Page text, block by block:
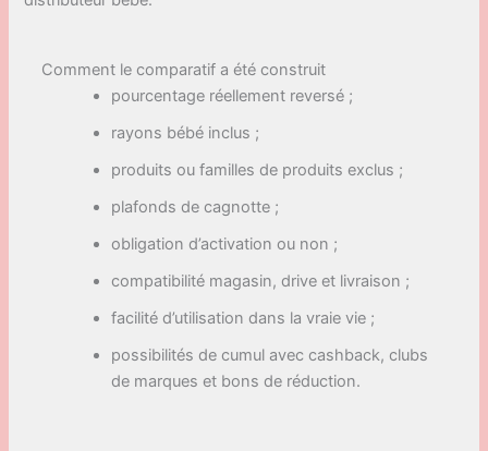
Comment le comparatif a été construit
pourcentage réellement reversé ;
rayons bébé inclus ;
produits ou familles de produits exclus ;
plafonds de cagnotte ;
obligation d’activation ou non ;
compatibilité magasin, drive et livraison ;
facilité d’utilisation dans la vraie vie ;
possibilités de cumul avec cashback, clubs
de marques et bons de réduction.